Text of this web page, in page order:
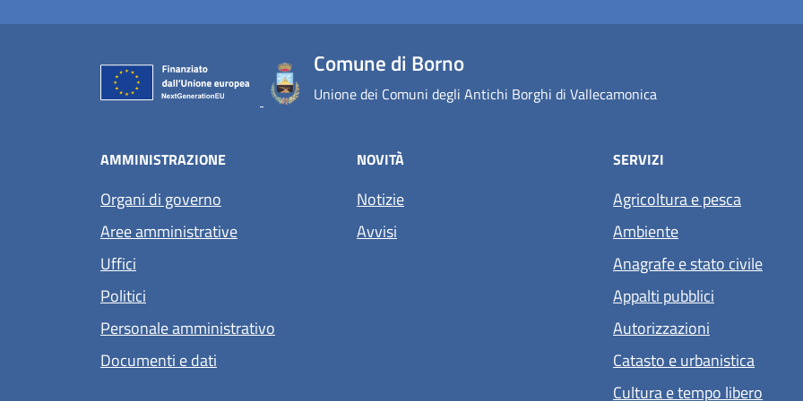
Comune di Borno
Unione dei Comuni degli Antichi Borghi di Vallecamonica
AMMINISTRAZIONE
Organi di governo
Aree amministrative
Uffici
Politici
Personale amministrativo
Documenti e dati
NOVITÀ
Notizie
Avvisi
SERVIZI
Agricoltura e pesca
Ambiente
Anagrafe e stato civile
Appalti pubblici
Autorizzazioni
Catasto e urbanistica
Cultura e tempo libero